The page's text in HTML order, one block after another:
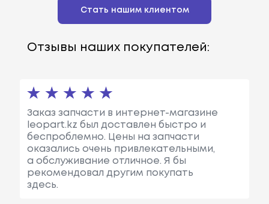
Стать нашим клиентом
Отзывы наших покупателей:
Заказ запчасти в интернет-магазине
leopart.kz был доставлен быстро и
беспроблемно. Цены на запчасти
оказались очень привлекательными,
а обслуживание отличное. Я бы
рекомендовал другим покупать
здесь.